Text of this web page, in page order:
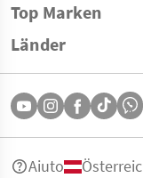
Top Marken
Länder
Aiuto